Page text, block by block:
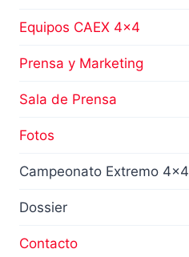
Equipos CAEX 4×4
Prensa y Marketing
Sala de Prensa
Fotos
Campeonato Extremo 4×4
Dossier
Contacto